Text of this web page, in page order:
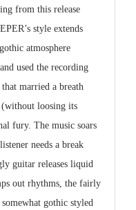
from this release
style extends
atmosphere
used the recording
married a breath
(without loosing its
fury. The music soars
needs a break
guitar releases liquid
out rhythms, the fairly
gothic styled